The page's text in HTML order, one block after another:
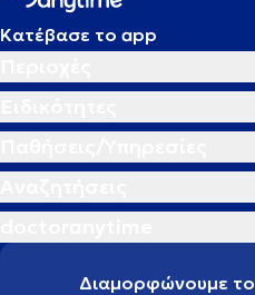
Κατέβασε το app
Διαμορφώνουμε το